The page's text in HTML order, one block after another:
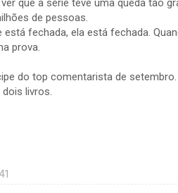
que a série teve uma queda tão
de pessoas.
está fechada, ela está fechada.
prova.
do top comentarista de
livros.